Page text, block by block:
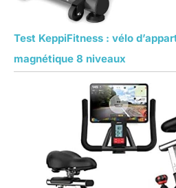
Test KeppiFitness : vélo
magnétique 8 niveaux